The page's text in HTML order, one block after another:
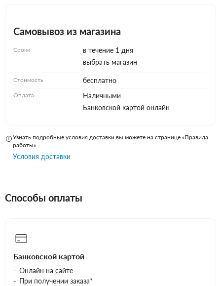
Самовывоз из магазина
Сроки
в течение 1 дня
выбрать магазин
Стоимость бесплатно
Оплата
Наличными
Банковской картой онлайн
Узнать подробные условия доставки вы можете на странице «Правила
работы»
Условия доставки
Способы оплаты
Банковской картой
Онлайн на сайте
При получении заказа*